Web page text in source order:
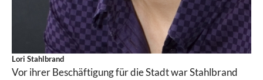
Lori Stahlbrand
Vor ihrer Beschäftigung für die Stadt war Stahlbrand